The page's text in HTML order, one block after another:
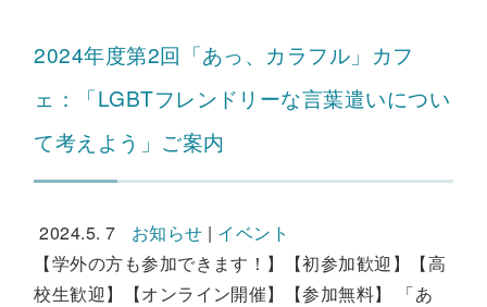
2024年度第2回「あっ、カラフル」カフ
ェ：「LGBTフレンドリーな言葉遣いについ
て考えよう」ご案内
2024.5. 7 お知らせ | イベント
【学外の方も参加できます！】【初参加歓迎】【高
校生歓迎】【オンライン開催】【参加無料】 「あ